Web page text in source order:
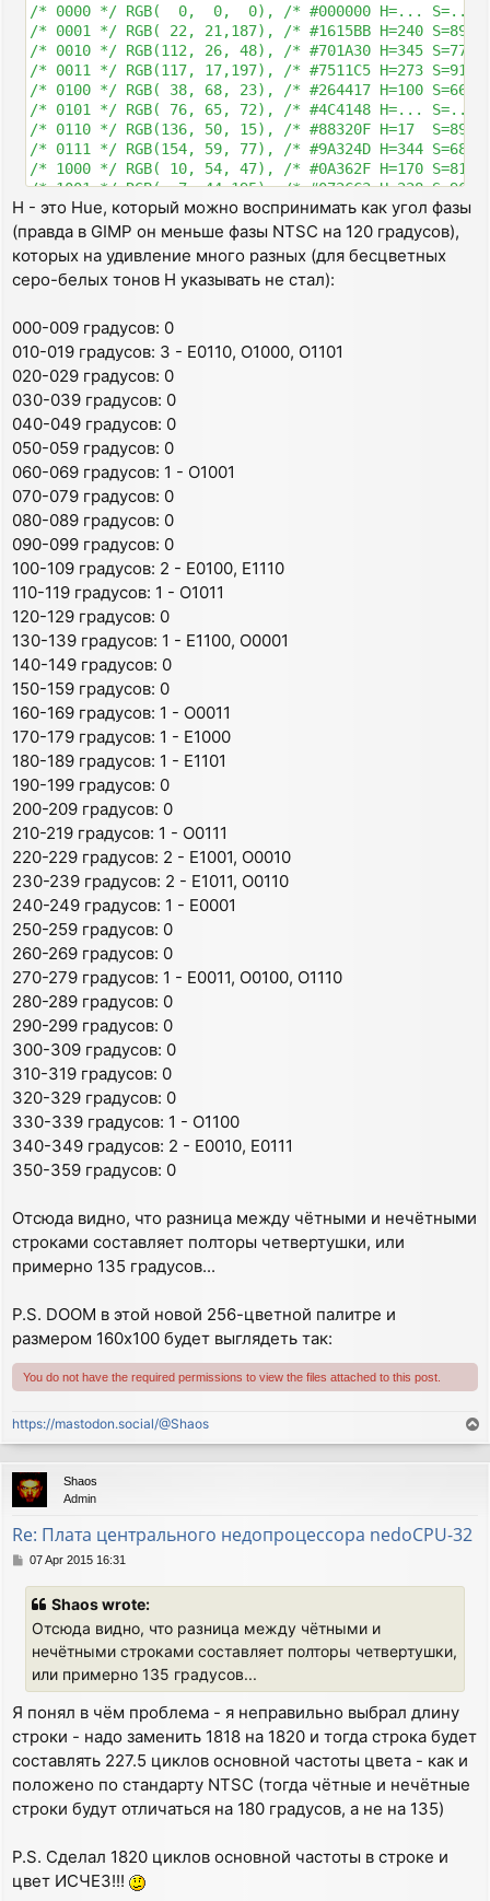
/* 0000 */ RGB(  0,  0,  0), /* #000000 H=... S=..
/* 0001 */ RGB( 22, 21,187), /* #1615BB H=240 S=89
/* 0010 */ RGB(112, 26, 48), /* #701A30 H=345 S=77
/* 0011 */ RGB(117, 17,197), /* #7511C5 H=273 S=91
/* 0100 */ RGB( 38, 68, 23), /* #264417 H=100 S=66
/* 0101 */ RGB( 76, 65, 72), /* #4C4148 H=... S=..
/* 0110 */ RGB(136, 50, 15), /* #88320F H=17  S=89
/* 0111 */ RGB(154, 59, 77), /* #9A324D H=344 S=68
/* 1000 */ RGB( 10, 54, 47), /* #0A362F H=170 S=81
/* 1001 */ RGB(  7, 44,195), /* #072CC3 H=228 S=96
/* 1010 */ RGB( 62, 71, 87), /* #3E4757 H=... S=..
/* 1011 */ RGB( 45, 50,182), /* #2D32B6 H=238 S=75
/* 1100 */ RGB(  9,112, 42), /* #09702A H=139 S=92
/* 1101 */ RGB( 14,112,113), /* #0E7071 H=181 S=88
/* 1110 */ RGB( 55,109, 33), /* #376D21 H=103 S=70
/* ODD LINES: */
/* 0000 */ RGB(  0,  0,  0), /* #000000 H=... S=..
/* 0001 */ RGB( 12,115, 37), /* #0C7325 H=135 S=90
/* 0010 */ RGB(  7, 58,178), /* #073AB2 H=222 S=96
/* 0011 */ RGB( 10,135,107), /* #0A876B H=167 S=93
/* 0100 */ RGB( 85, 31,131), /* #551F83 H=272 S=76
/* 0101 */ RGB( 95, 80, 84), /* #5F5054 H=... S=..
/* 0110 */ RGB( 28, 41,222), /* #1C29DE H=236 S=87
/* 0111 */ RGB( 44,104,167), /* #2C68A7 H=211 S=74
/* 1000 */ RGB(115, 37, 19), /* #732513 H=11  S=83
/* 1001 */ RGB(105,107, 38), /* #696B26 H=62  S=64
/* 1010 */ RGB( 96, 79, 77), /* #604F4D H=... S=..
/* 1011 */ RGB( 70,151, 56), /* #469738 H=111 S=63
/* 1100 */ RGB(182, 33,105), /* #B62169 H=331 S=82
/* 1101 */ RGB(173, 93, 62), /* #AD5D3E H=17  S=64
/* 1110 */ RGB(142, 72,179), /* #8E48B3 H=279 S=60
H - это Hue, который можно воспринимать как угол фазы
(правда в GIMP он меньше фазы NTSC на 120 градусов),
которых на удивление много разных (для бесцветных
серо-белых тонов H указывать не стал):
000-009 градусов: 0
010-019 градусов: 3 - E0110, O1000, O1101
020-029 градусов: 0
030-039 градусов: 0
040-049 градусов: 0
050-059 градусов: 0
060-069 градусов: 1 - O1001
070-079 градусов: 0
080-089 градусов: 0
090-099 градусов: 0
100-109 градусов: 2 - E0100, E1110
110-119 градусов: 1 - O1011
120-129 градусов: 0
130-139 градусов: 1 - E1100, O0001
140-149 градусов: 0
150-159 градусов: 0
160-169 градусов: 1 - O0011
170-179 градусов: 1 - E1000
180-189 градусов: 1 - E1101
190-199 градусов: 0
200-209 градусов: 0
210-219 градусов: 1 - O0111
220-229 градусов: 2 - E1001, O0010
230-239 градусов: 2 - E1011, O0110
240-249 градусов: 1 - E0001
250-259 градусов: 0
260-269 градусов: 0
270-279 градусов: 1 - E0011, O0100, O1110
280-289 градусов: 0
290-299 градусов: 0
300-309 градусов: 0
310-319 градусов: 0
320-329 градусов: 0
330-339 градусов: 1 - O1100
340-349 градусов: 2 - E0010, E0111
350-359 градусов: 0
Отсюда видно, что разница между чётными и нечётными
строками составляет полторы четвертушки, или
примерно 135 градусов...
P.S. DOOM в этой новой 256-цветной палитре и
размером 160x100 будет выглядеть так:
You do not have the required permissions to view the files attached to this post.
https://mastodon.social/@Shaos
o
p
Shaos
Admin
Re: Плата центрального недопроцессора nedoCPU-32
P07 Apr 2015 16:31
Shaos wrote:
Отсюда видно, что разница между чётными и
нечётными строками составляет полторы четвертушки,
или примерно 135 градусов...
Я понял в чём проблема - я неправильно выбрал длину
строки - надо заменить 1818 на 1820 и тогда строка будет
составлять 227.5 циклов основной частоты цвета - как и
положено по стандарту NTSC (тогда чётные и нечётные
строки будут отличаться на 180 градусов, а не на 135)
P.S. Сделал 1820 циклов основной частоты в строке и
цвет ИСЧЕЗ!!!